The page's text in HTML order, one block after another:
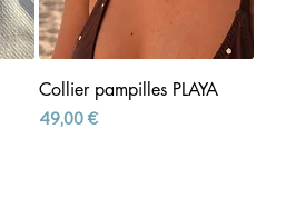
Collier pampilles PLAYA
Prix
49,00 €